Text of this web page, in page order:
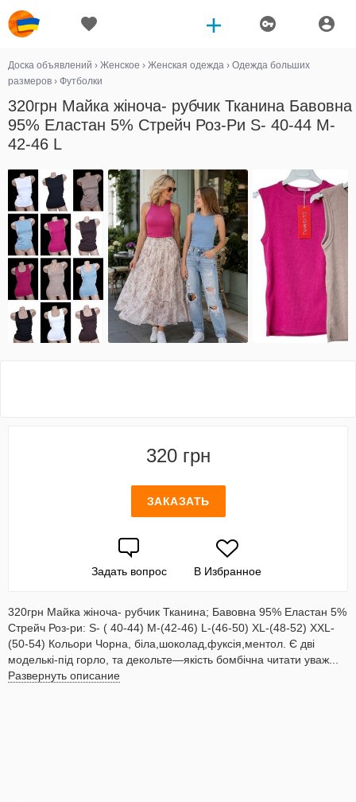
Доска объявлений › Женское › Женская одежда › Одежда больших
размеров › Футболки
320грн Майка жіноча- рубчик Тканина Бавовна
95% Еластан 5% Стрейч Роз-Ри S- 40-44 M-
42-46 L
320 грн
ЗАКАЗАТЬ
Задать вопрос В Избранное
320грн Майка жіноча- рубчик Тканина; Бавовна 95% Еластан 5%
Стрейч Роз-ри: S- ( 40-44) M-(42-46) L-(46-50) XL-(48-52) XXL-
(50-54) Кольори Чорна, біла,шоколад,фуксія,ментол. Є дві
моделькі-під горло, та декольте—якість бомбічна читати уваж...
Развернуть описание